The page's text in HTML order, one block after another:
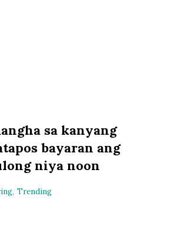
sa kanyang
bayaran ang
niya noon
, Trending